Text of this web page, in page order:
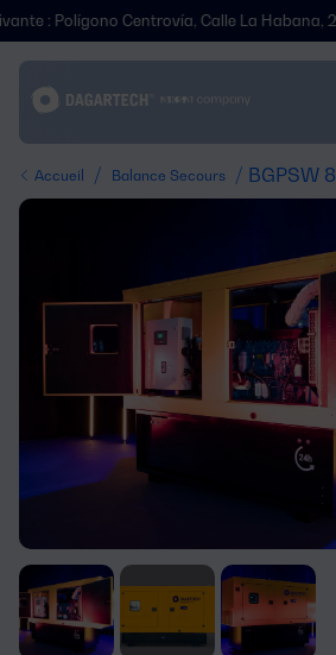
Centrovía, Calle La Habana, 27, La
Accueil / Balance Secours / BGPSW